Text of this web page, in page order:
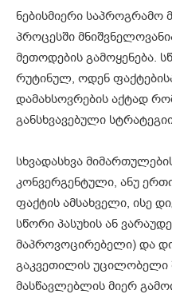
ნებისმიერი საპროგრამო
პროცესში
მეთოდების გამოყენება.
რუტინულ, ოდენ
დამახსოვრების აქტად
განსხვავებული
სხვადასხვა
კონვერგენტული, ანუ
ფაქტის ამსახველი, ისე
სწორი პასუხის ან
მაპროვოცირებელი) და
გაკვეთილის უცილობელი
მასწავლებლის მიერ